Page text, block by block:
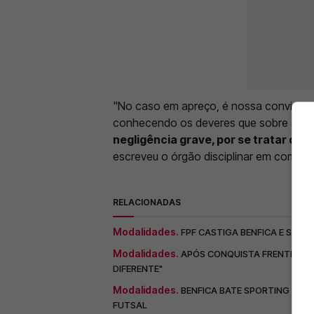
"No caso em apreço, é nossa
conhecendo os deveres que sobre si
negligência grave, por se tratar de
escreveu o órgão disciplinar em
RELACIONADAS
Modalidades. FPF CASTIGA BENFICA E
Modalidades. APÓS CONQUISTA FRENTE AO
DIFERENTE"
Modalidades. BENFICA BATE SPORTING EM
FUTSAL